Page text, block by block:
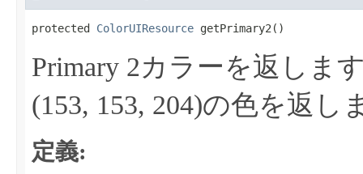
protected ColorUIResource getPrimary2​()
Primary 2カラーを返しま
(153, 153, 204)の色を返し
定義: